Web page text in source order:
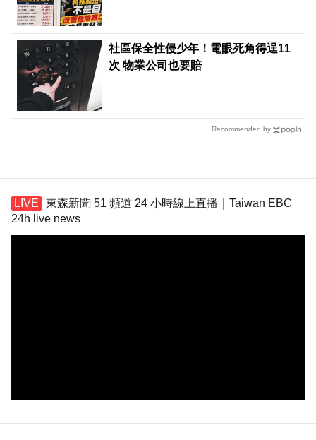
社區保全性侵少年！電眼死角得逞11
次 物業公司也要賠
Recommended by
東森新聞 51 頻道 24 小時線上直播｜Taiwan EBC
24h live news